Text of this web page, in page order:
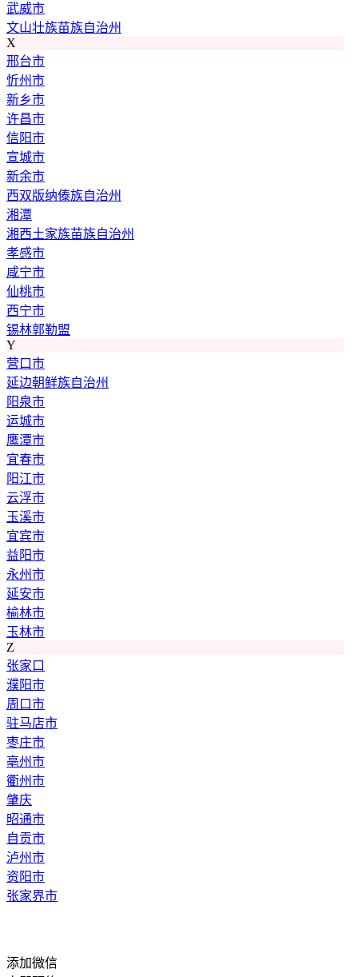
武威市
文山壮族苗族自治州
X
邢台市
忻州市
新乡市
许昌市
信阳市
宣城市
新余市
西双版纳傣族自治州
湘潭
湘西土家族苗族自治州
孝感市
咸宁市
仙桃市
西宁市
锡林郭勒盟
Y
营口市
延边朝鲜族自治州
阳泉市
运城市
鹰潭市
宜春市
阳江市
云浮市
玉溪市
宜宾市
益阳市
永州市
延安市
榆林市
玉林市
Z
张家口
濮阳市
周口市
驻马店市
枣庄市
亳州市
衢州市
肇庆
昭通市
自贡市
泸州市
资阳市
张家界市
添加微信